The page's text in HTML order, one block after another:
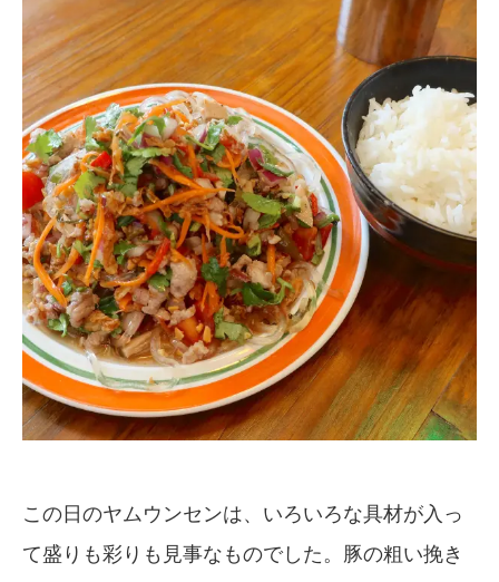
この日のヤムウンセンは、いろいろな具材が入っ
て盛りも彩りも見事なものでした。豚の粗い挽き